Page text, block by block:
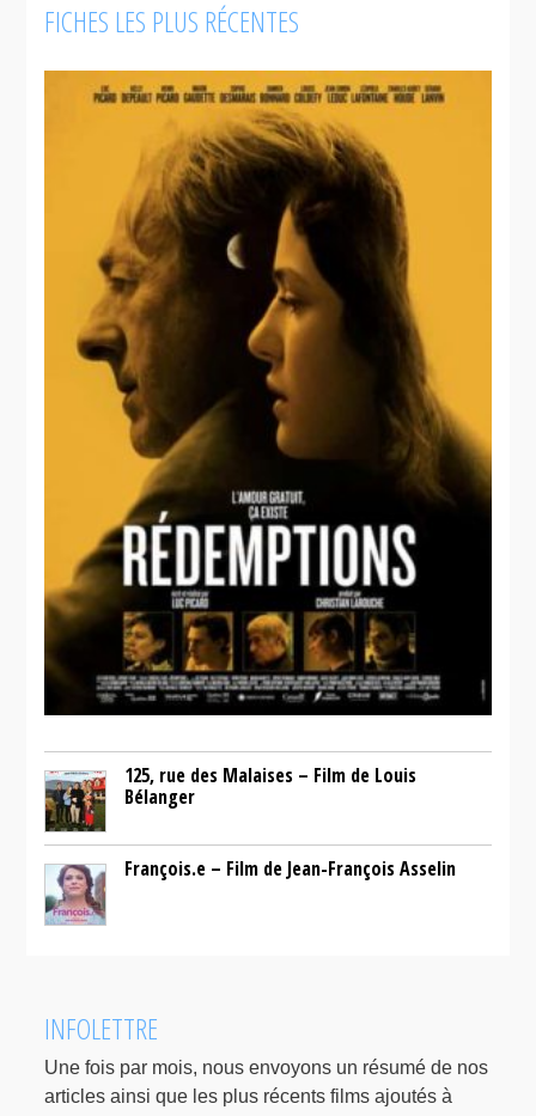
FICHES LES PLUS RÉCENTES
125, rue des Malaises – Film de Louis
Bélanger
François.e – Film de Jean-François Asselin
INFOLETTRE
Une fois par mois, nous envoyons un résumé de nos
articles ainsi que les plus récents films ajoutés à